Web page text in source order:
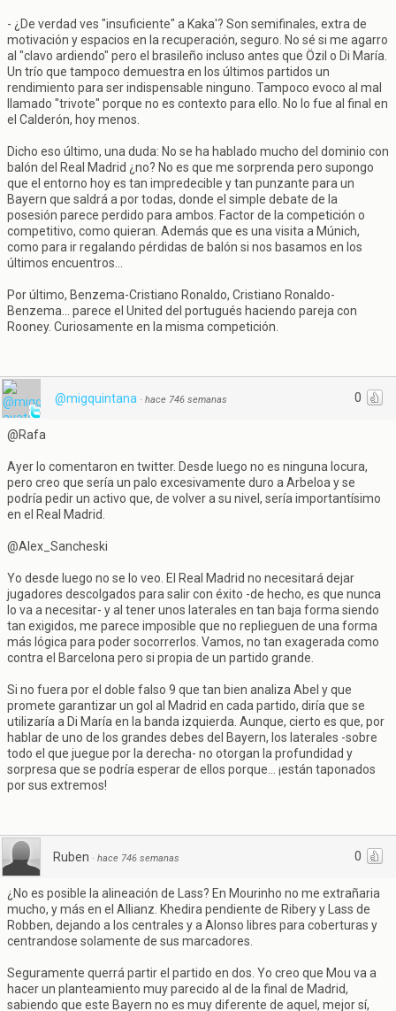
- ¿De verdad ves "insuficiente" a Kaka'? Son semifinales, extra de
motivación y espacios en la recuperación, seguro. No sé si me agarro
al "clavo ardiendo" pero el brasileño incluso antes que Özil o Di María.
Un trío que tampoco demuestra en los últimos partidos un
rendimiento para ser indispensable ninguno. Tampoco evoco al mal
llamado "trivote" porque no es contexto para ello. No lo fue al final en
el Calderón, hoy menos.
Dicho eso último, una duda: No se ha hablado mucho del dominio con
balón del Real Madrid ¿no? No es que me sorprenda pero supongo
que el entorno hoy es tan impredecible y tan punzante para un
Bayern que saldrá a por todas, donde el simple debate de la
posesión parece perdido para ambos. Factor de la competición o
competitivo, como quieran. Además que es una visita a Múnich,
como para ir regalando pérdidas de balón si nos basamos en los
últimos encuentros...
Por último, Benzema-Cristiano Ronaldo, Cristiano Ronaldo-
Benzema... parece el United del portugués haciendo pareja con
Rooney. Curiosamente en la misma competición.
0
@migquintana · hace 746 semanas
@Rafa
Ayer lo comentaron en twitter. Desde luego no es ninguna locura,
pero creo que sería un palo excesivamente duro a Arbeloa y se
podría pedir un activo que, de volver a su nivel, sería importantísimo
en el Real Madrid.
@Alex_Sancheski
Yo desde luego no se lo veo. El Real Madrid no necesitará dejar
jugadores descolgados para salir con éxito -de hecho, es que nunca
lo va a necesitar- y al tener unos laterales en tan baja forma siendo
tan exigidos, me parece imposible que no replieguen de una forma
más lógica para poder socorrerlos. Vamos, no tan exagerada como
contra el Barcelona pero si propia de un partido grande.
Si no fuera por el doble falso 9 que tan bien analiza Abel y que
promete garantizar un gol al Madrid en cada partido, diría que se
utilizaría a Di María en la banda izquierda. Aunque, cierto es que, por
hablar de uno de los grandes debes del Bayern, los laterales -sobre
todo el que juegue por la derecha- no otorgan la profundidad y
sorpresa que se podría esperar de ellos porque... ¡están taponados
por sus extremos!
0
Ruben · hace 746 semanas
¿No es posible la alineación de Lass? En Mourinho no me extrañaria
mucho, y más en el Allianz. Khedira pendiente de Ribery y Lass de
Robben, dejando a los centrales y a Alonso libres para coberturas y
centrandose solamente de sus marcadores.
Seguramente querrá partir el partido en dos. Yo creo que Mou va a
hacer un planteamiento muy parecido al de la final de Madrid,
sabiendo que este Bayern no es muy diferente de aquel, mejor sí,